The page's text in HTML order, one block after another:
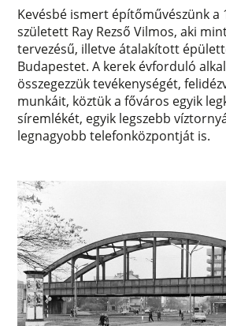
Kevésbé ismert építőművészünk a
született Ray Rezső Vilmos, aki
tervezésű, illetve átalakított
Budapestet. A kerek évforduló
összegezzük tevékenységét,
munkáit, köztük a főváros egyik
síremlékét, egyik legszebb
legnagyobb telefonközpontját is.